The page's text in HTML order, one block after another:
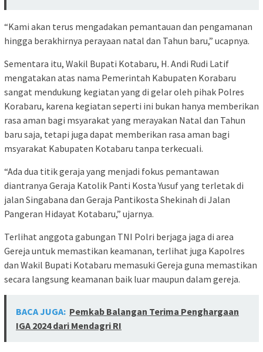
“Kami akan terus mengadakan pemantauan dan pengamanan
hingga berakhirnya perayaan natal dan Tahun baru,” ucapnya.
Sementara itu, Wakil Bupati Kotabaru, H. Andi Rudi Latif
mengatakan atas nama Pemerintah Kabupaten Korabaru
sangat mendukung kegiatan yang di gelar oleh pihak Polres
Korabaru, karena kegiatan seperti ini bukan hanya memberikan
rasa aman bagi msyarakat yang merayakan Natal dan Tahun
baru saja, tetapi juga dapat memberikan rasa aman bagi
msyarakat Kabupaten Kotabaru tanpa terkecuali.
“Ada dua titik geraja yang menjadi fokus pemantawan
diantranya Geraja Katolik Panti Kosta Yusuf yang terletak di
jalan Singabana dan Geraja Pantikosta Shekinah di Jalan
Pangeran Hidayat Kotabaru,” ujarnya.
Terlihat anggota gabungan TNI Polri berjaga jaga di area
Gereja untuk memastikan keamanan, terlihat juga Kapolres
dan Wakil Bupati Kotabaru memasuki Gereja guna memastikan
secara langsung keamanan baik luar maupun dalam gereja.
BACA JUGA: Pemkab Balangan Terima Penghargaan
IGA 2024 dari Mendagri RI